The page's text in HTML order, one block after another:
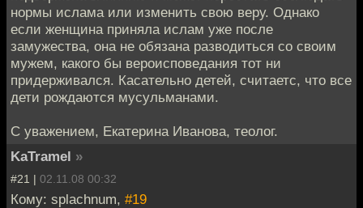
нормы ислама или изменить свою веру. Однако
если женщина приняла ислам уже после
замужества, она не обязана разводиться со своим
мужем, какого бы вероисповедания тот ни
придерживался. Касательно детей, считаетс, что все
дети рождаются мусульманами.
С уважением, Екатерина Иванова, теолог.
KaTramel »
#21 | 02.11.08 00:32
Кому: splachnum, #19